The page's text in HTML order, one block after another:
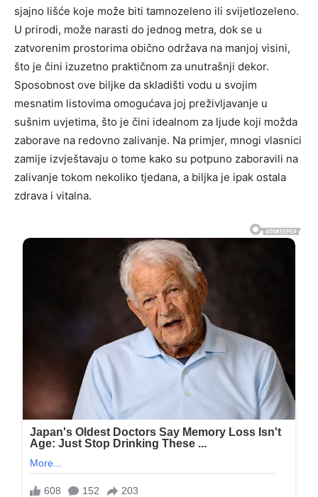
sjajno lišće koje može biti tamnozeleno ili svijetlozeleno.
U prirodi, može narasti do jednog metra, dok se u
zatvorenim prostorima obično održava na manjoj visini,
što je čini izuzetno praktičnom za unutrašnji dekor.
Sposobnost ove biljke da skladišti vodu u svojim
mesnatim listovima omogućava joj preživljavanje u
sušnim uvjetima, što je čini idealnom za ljude koji možda
zaborave na redovno zalivanje. Na primjer, mnogi vlasnici
zamije izvještavaju o tome kako su potpuno zaboravili na
zalivanje tokom nekoliko tjedana, a biljka je ipak ostala
zdrava i vitalna.